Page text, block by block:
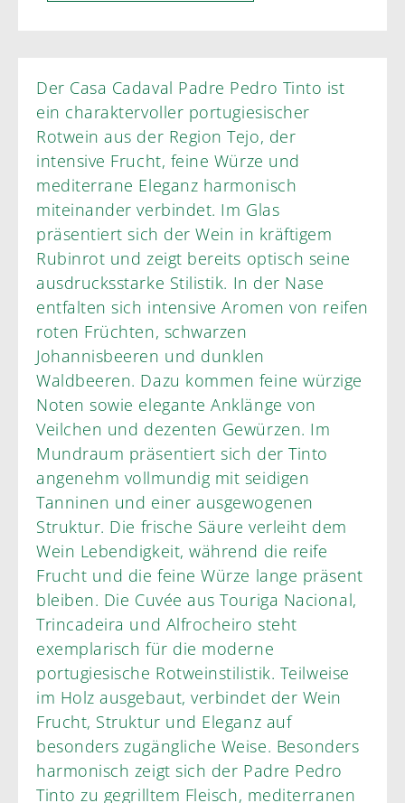
Der Casa Cadaval Padre Pedro Tinto ist
ein charaktervoller portugiesischer
Rotwein aus der Region Tejo, der
intensive Frucht, feine Würze und
mediterrane Eleganz harmonisch
miteinander verbindet. Im Glas
präsentiert sich der Wein in kräftigem
Rubinrot und zeigt bereits optisch seine
ausdrucksstarke Stilistik. In der Nase
entfalten sich intensive Aromen von reifen
roten Früchten, schwarzen
Johannisbeeren und dunklen
Waldbeeren. Dazu kommen feine würzige
Noten sowie elegante Anklänge von
Veilchen und dezenten Gewürzen. Im
Mundraum präsentiert sich der Tinto
angenehm vollmundig mit seidigen
Tanninen und einer ausgewogenen
Struktur. Die frische Säure verleiht dem
Wein Lebendigkeit, während die reife
Frucht und die feine Würze lange präsent
bleiben. Die Cuvée aus Touriga Nacional,
Trincadeira und Alfrocheiro steht
exemplarisch für die moderne
portugiesische Rotweinstilistik. Teilweise
im Holz ausgebaut, verbindet der Wein
Frucht, Struktur und Eleganz auf
besonders zugängliche Weise. Besonders
harmonisch zeigt sich der Padre Pedro
Tinto zu gegrilltem Fleisch, mediterranen